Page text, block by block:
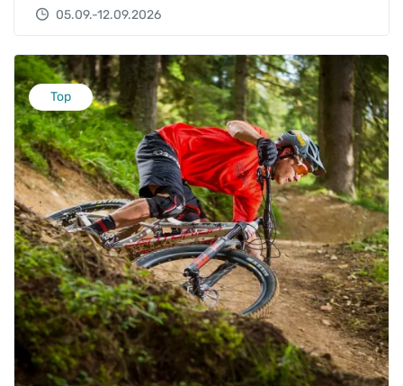
05.09.-12.09.2026
Top